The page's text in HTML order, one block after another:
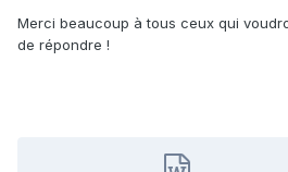
Merci beaucoup à tous ceux qui
de répondre !